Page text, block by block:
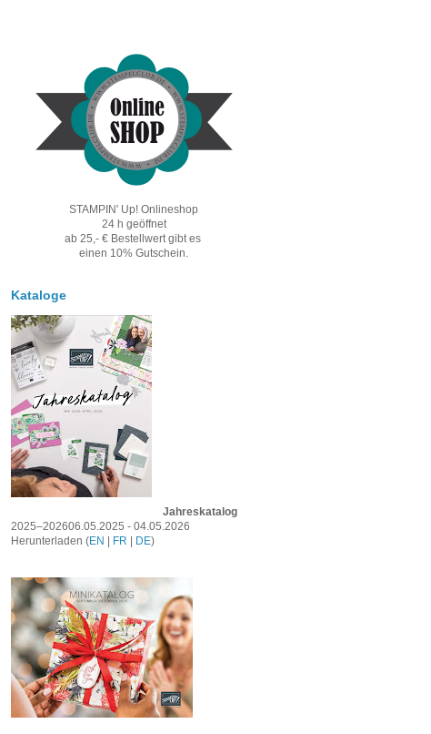
STAMPIN' Up! Onlineshop
24 h geöffnet
ab 25,- € Bestellwert gibt es
einen 10% Gutschein.
Kataloge
Jahreskatalog
2025–202606.05.2025 - 04.05.2026
Herunterladen (EN FR DE)